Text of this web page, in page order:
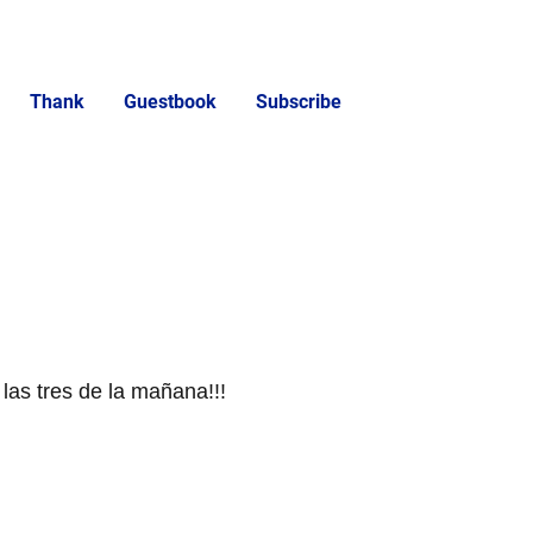
Thank Guestbook Subscribe
tres de la mañana!!!